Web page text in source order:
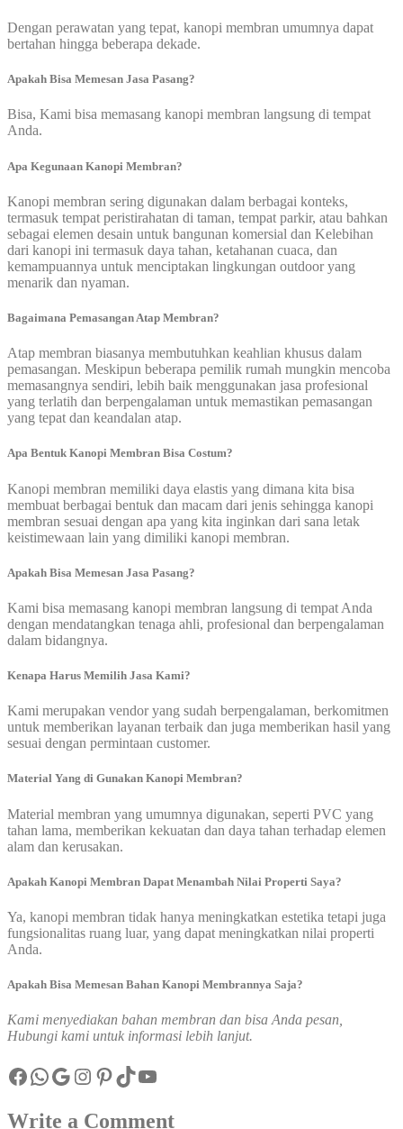
Dengan perawatan yang tepat, kanopi membran umumnya dapat
bertahan hingga beberapa dekade.
Apakah Bisa Memesan Jasa Pasang?
Bisa, Kami bisa memasang kanopi membran langsung di tempat
Anda.
Apa Kegunaan Kanopi Membran?
Kanopi membran sering digunakan dalam berbagai konteks,
termasuk tempat peristirahatan di taman, tempat parkir, atau bahkan
sebagai elemen desain untuk bangunan komersial dan Kelebihan
dari kanopi ini termasuk daya tahan, ketahanan cuaca, dan
kemampuannya untuk menciptakan lingkungan outdoor yang
menarik dan nyaman.
Bagaimana Pemasangan Atap Membran?
Atap membran biasanya membutuhkan keahlian khusus dalam
pemasangan. Meskipun beberapa pemilik rumah mungkin mencoba
memasangnya sendiri, lebih baik menggunakan jasa profesional
yang terlatih dan berpengalaman untuk memastikan pemasangan
yang tepat dan keandalan atap.
Apa Bentuk Kanopi Membran Bisa Costum?
Kanopi membran memiliki daya elastis yang dimana kita bisa
membuat berbagai bentuk dan macam dari jenis sehingga kanopi
membran sesuai dengan apa yang kita inginkan dari sana letak
keistimewaan lain yang dimiliki kanopi membran.
Apakah Bisa Memesan Jasa Pasang?
Kami bisa memasang kanopi membran langsung di tempat Anda
dengan mendatangkan tenaga ahli, profesional dan berpengalaman
dalam bidangnya.
Kenapa Harus Memilih Jasa Kami?
Kami merupakan vendor yang sudah berpengalaman, berkomitmen
untuk memberikan layanan terbaik dan juga memberikan hasil yang
sesuai dengan permintaan customer.
Material Yang di Gunakan Kanopi Membran?
Material membran yang umumnya digunakan, seperti PVC yang
tahan lama, memberikan kekuatan dan daya tahan terhadap elemen
alam dan kerusakan.
Apakah Kanopi Membran Dapat Menambah Nilai Properti Saya?
Ya, kanopi membran tidak hanya meningkatkan estetika tetapi juga
fungsionalitas ruang luar, yang dapat meningkatkan nilai properti
Anda.
Apakah Bisa Memesan Bahan Kanopi Membrannya Saja?
Kami menyediakan bahan membran dan bisa Anda pesan,
Hubungi kami untuk informasi lebih lanjut.
Facebook
WhatsApp
Google
Instagram
Pinterest
TikTok
YouTube
Write a Comment